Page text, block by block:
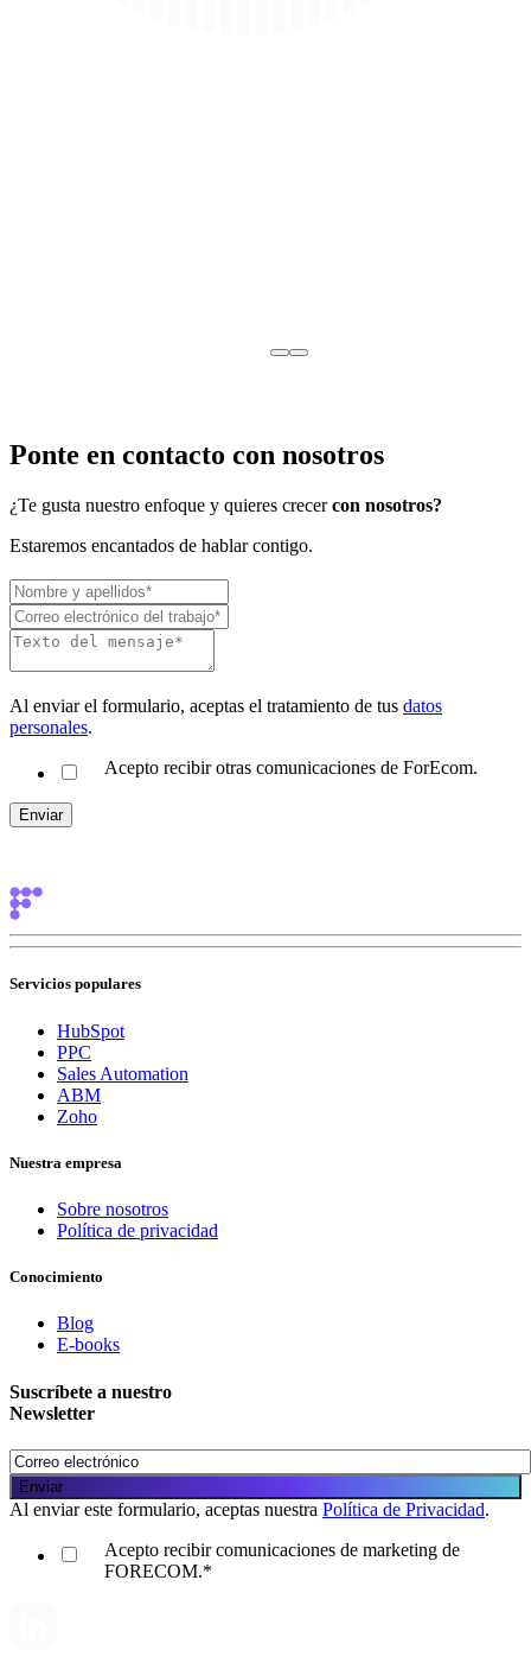
Ponte en contacto con nosotros
¿Te gusta nuestro enfoque y quieres crecer con nosotros?
Estaremos encantados de hablar contigo.
Al enviar el formulario, aceptas el tratamiento de tus datos
personales.
Acepto recibir otras comunicaciones de ForEcom.
Servicios populares
HubSpot
PPC
Sales Automation
ABM
Zoho
Nuestra empresa
Sobre nosotros
Política de privacidad
Conocimiento
Blog
E-books
Suscríbete a nuestro
Newsletter
Al enviar este formulario, aceptas nuestra Política de Privacidad.
Acepto recibir comunicaciones de marketing de
FORECOM.*